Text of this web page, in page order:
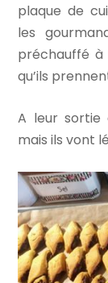
plaque de
les
préchauffé à
qu’ils
A leur sortie
mais ils vont